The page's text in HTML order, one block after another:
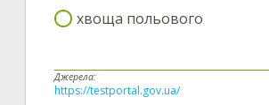
хвоща польового
Джерела:
https://testportal.gov.ua/